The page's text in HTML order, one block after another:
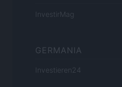
InvestirMag
GERMANIA
Investieren24